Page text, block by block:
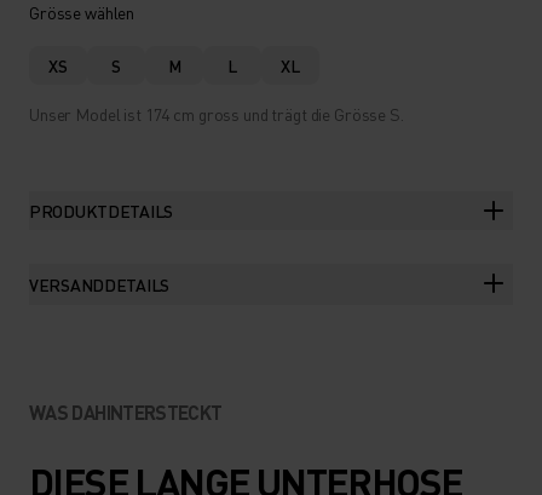
Grösse wählen
XS S M L XL
Unser Model ist 174 cm gross und trägt die Grösse S.
PRODUKTDETAILS
VERSANDDETAILS
WAS DAHINTERSTECKT
DIESE LANGE UNTERHOSE